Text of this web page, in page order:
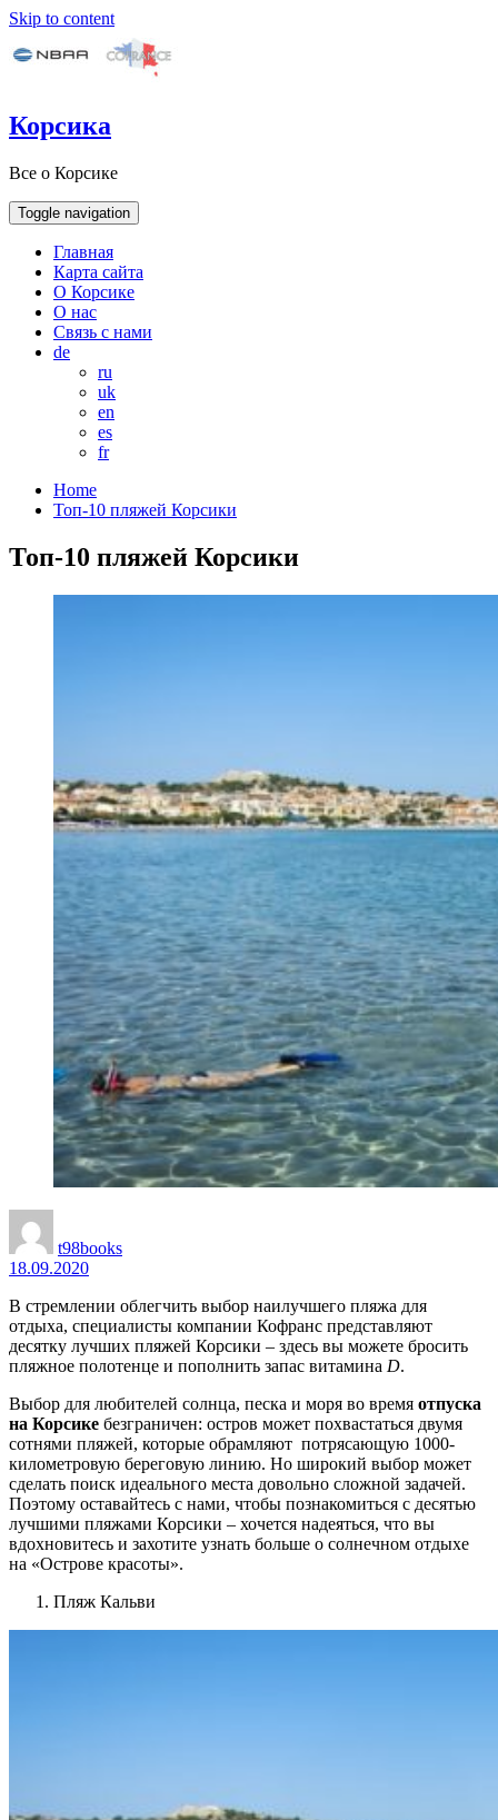
Skip to content
Корсика
Все о Корсике
Toggle navigation
Главная
Карта сайта
О Корсике
О нас
Связь с нами
de
ru
uk
en
es
fr
Home
Топ-10 пляжей Корсики
Топ-10 пляжей Корсики
t98books
18.09.2020
В стремлении облегчить выбор наилучшего пляжа для
отдыха, специалисты компании Кофранс представляют
десятку лучших пляжей Корсики – здесь вы можете бросить
пляжное полотенце и пополнить запас витамина D.
Выбор для любителей солнца, песка и моря во время отпуска
на Корсике безграничен: остров может похвастаться двумя
сотнями пляжей, которые обрамляют потрясающую 1000-
километровую береговую линию. Но широкий выбор может
сделать поиск идеального места довольно сложной задачей.
Поэтому оставайтесь с нами, чтобы познакомиться с десятью
лучшими пляжами Корсики – хочется надеяться, что вы
вдохновитесь и захотите узнать больше о солнечном отдыхе
на «Острове красоты».
Пляж Кальви